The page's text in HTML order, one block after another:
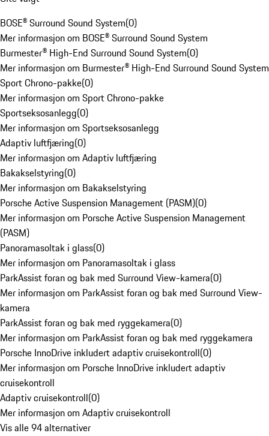
BOSE® Surround Sound System(0)
Mer informasjon om BOSE® Surround Sound System
Burmester® High-End Surround Sound System(0)
Mer informasjon om Burmester® High-End Surround Sound System
Sport Chrono-pakke(0)
Mer informasjon om Sport Chrono-pakke
Sportseksosanlegg(0)
Mer informasjon om Sportseksosanlegg
Adaptiv luftfjæring(0)
Mer informasjon om Adaptiv luftfjæring
Bakakselstyring(0)
Mer informasjon om Bakakselstyring
Porsche Active Suspension Management (PASM)(0)
Mer informasjon om Porsche Active Suspension Management
(PASM)
Panoramasoltak i glass(0)
Mer informasjon om Panoramasoltak i glass
ParkAssist foran og bak med Surround View-kamera(0)
Mer informasjon om ParkAssist foran og bak med Surround View-
kamera
ParkAssist foran og bak med ryggekamera(0)
Mer informasjon om ParkAssist foran og bak med ryggekamera
Porsche InnoDrive inkludert adaptiv cruisekontroll(0)
Mer informasjon om Porsche InnoDrive inkludert adaptiv
cruisekontroll
Adaptiv cruisekontroll(0)
Mer informasjon om Adaptiv cruisekontroll
Vis alle 94 alternativer